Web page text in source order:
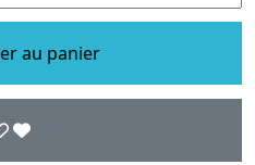
au panier